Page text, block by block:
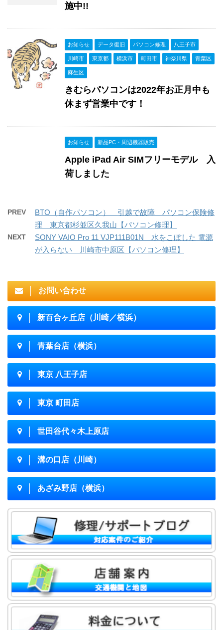
施中!!
お知らせ データ復旧 パソコン修理 八王子市
川崎市 東京都 横浜市 町田市 神奈川県 青葉区
麻生区
きむらパソコンは2022年お正月中も
休まず営業中です！
お知らせ 新品PC・周辺機器販売
Apple iPad Air SIMフリーモデル 入
荷しました
PREV
BTO（自作パソコン） 引越で故障 パソコン保険修
理 東京都杉並区久我山【パソコン修理】
NEXT
SONY VAIO Pro 11 VJP111B01N 水をこぼした 電源
が入らない 川崎市中原区【パソコン修理】
お問い合わせ
新百合ヶ丘店（川崎／横浜）
青葉台店（横浜）
東京 八王子店
東京 町田店
世田谷代々木上原店
溝の口店（川崎）
あざみ野店（横浜）